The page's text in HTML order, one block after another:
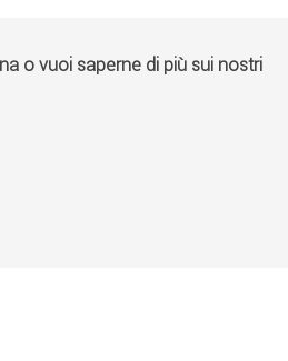
o vuoi saperne di più sui nostri